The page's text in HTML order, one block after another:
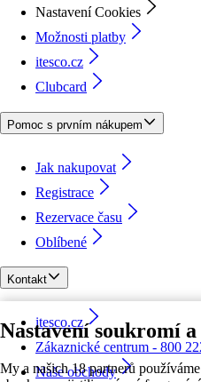
Nastavení soukromí a
My a našich 18 partnerů
Nastavení Cookies
Možnosti platby
itesco.cz
Clubcard
Pomoc s prvním nákupem
Jak nakupovat
Registrace
Rezervace času
Oblíbené
Kontakt
itesco.cz
Zákaznické centrum - 800
Naše obchody